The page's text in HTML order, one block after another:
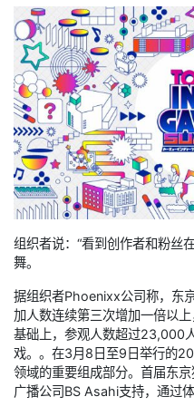
组织者说：“看到创作者和粉丝
舞。
据组织者Phoenixx公司称，东
加人数连续第三次增加一倍以
基础上，参观人数超过23,000
戏。。在3月8日至9日举行的
领域的重要组成部分。首届东
广播公司BS Asahi支持，通过